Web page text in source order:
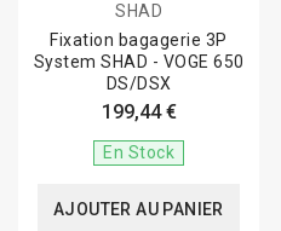
SHAD
Fixation bagagerie 3P
System SHAD - VOGE 650
DS/DSX
199,44 €
En Stock
AJOUTER AU PANIER